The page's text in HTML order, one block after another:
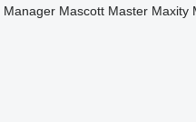
Manager Mascott Master Maxity